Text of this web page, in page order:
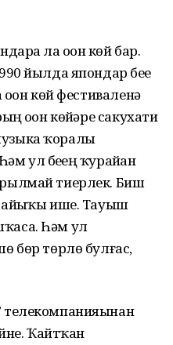
ла оҙон көй бар.
йылда япондар беҙҙе
көй фестиваленә
оҙон көйҙәре сакухати
ҡоралы
ул беҙҙең ҡурайҙан
тиерлек. Биш
ише. Тауыш
Һәм ул
бөр төрлө булғас,
телекомпанияынан
Ҡайтҡан